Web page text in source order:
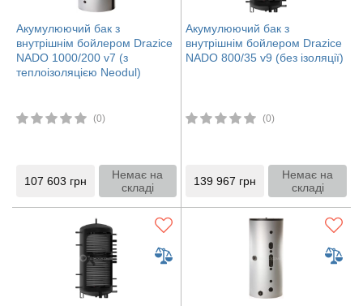
Акумулюючий бак з
внутрішнім бойлером Drazice
NADO 1000/200 v7 (з
теплоізоляцією Neodul)
(0)
107 603 грн
Немає на
складі
Акумулюючий бак з
внутрішнім бойлером Drazice
NADO 800/35 v9 (без ізоляції)
(0)
139 967 грн
Немає на
складі